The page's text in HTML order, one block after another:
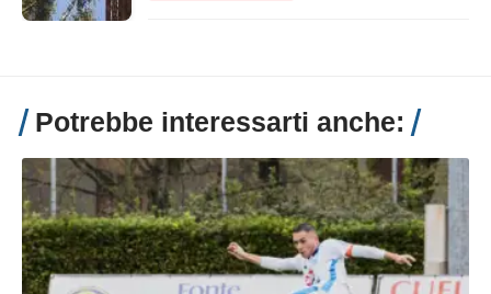
Potrebbe interessarti anche: